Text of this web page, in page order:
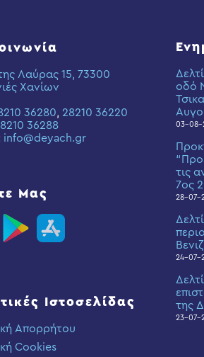
Λαύρας 15, 73300
Χανίων
36280, 28210 36220
36288
info@deyach.gr
Μας
Ιστοσελίδας
Απορρήτου
Cookies
οδό
03-08-
τις
7ος
28-07-
24-07-
της
23-07-